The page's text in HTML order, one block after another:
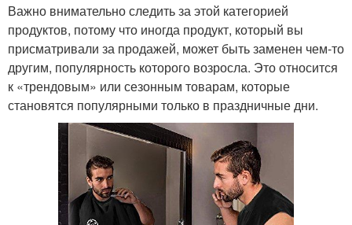
Важно внимательно следить за этой категорией
продуктов, потому что иногда продукт, который вы
присматривали за продажей, может быть заменен чем-то
другим, популярность которого возросла. Это относится
к «трендовым» или сезонным товарам, которые
становятся популярными только в праздничные дни.